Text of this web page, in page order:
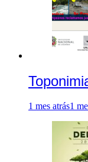
1 mes atrás1